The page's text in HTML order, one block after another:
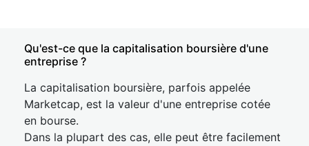
Qu'est-ce que la capitalisation boursière d'une
entreprise ?
La capitalisation boursière, parfois appelée
Marketcap, est la valeur d'une entreprise cotée
en bourse.
Dans la plupart des cas, elle peut être facilement